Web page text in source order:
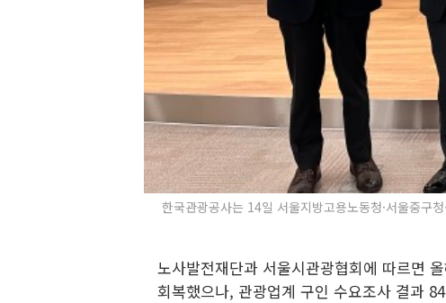
한국관광공사는 14일 서울지방고용노동청·서울중구
노사발전재단과 서울시관광협회에 따르면
회복했으나, 관광업계 구인 수요조사 결과